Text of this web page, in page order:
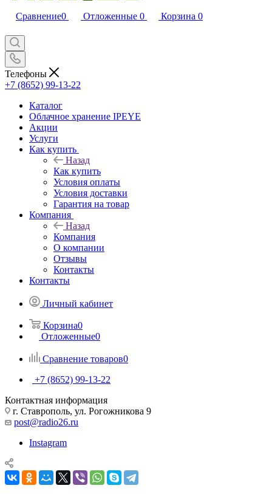
Сравнение0 Отложенные 0 Корзина 0
Телефоны
+7 (8652) 99-13-22
Каталог
Облачное хранение IPEYE
Акции
Услуги
Как купить
Назад
Как купить
Условия оплаты
Условия доставки
Гарантия на товар
Компания
Назад
Компания
О компании
Отзывы
Контакты
Контакты
Личный кабинет
Корзина0
Отложенные0
Сравнение товаров0
+7 (8652) 99-13-22
Контактная информация
г. Ставрополь, ул. Рогожникова 9
post@radio26.ru
Instagram